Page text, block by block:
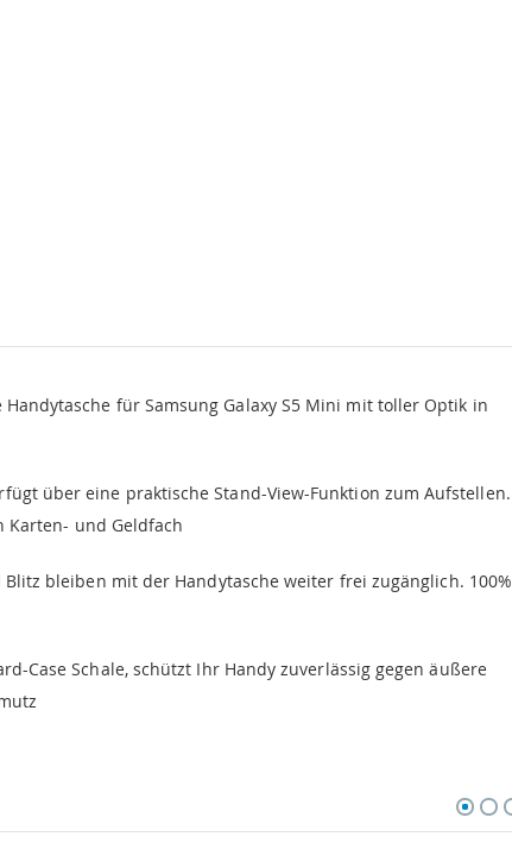
für Samsung Galaxy S5 Mini mit toller Optik in
über eine praktische Stand-View-Funktion zum Aufstellen.
Karten- und Geldfach
Blitz bleiben mit der Handytasche weiter frei zugänglich. 100%
Case Schale, schützt Ihr Handy zuverlässig gegen äußere